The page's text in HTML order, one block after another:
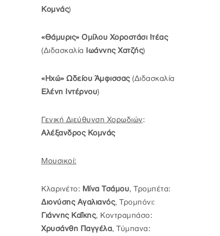
Κομνάς)
«Θάμυρις» Ομίλου Χοροστάσι Ιτέας
(Διδασκαλία
Ιωάννης Χατζής)
«Ηχώ» Ωδείου Άμφισσας (Διδασκαλία
Ελένη Ιντέρνου)
Γενική Διεύθυνση Χορωδιών:
Αλέξανδρος Κομνάς
Μουσικοί:
Κλαρινέτο: Μίνα Τσάμου, Τρομπέτα:
Διονύσης Αγαλιανός, Τρομπόνι:
Γιάννης Καΐκης, Κοντραμπάσο:
Χρυσάνθη Παγγέλα, Τύμπανα: